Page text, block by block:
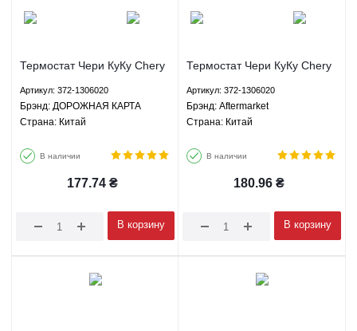
Термостат Чери КуКу Chery
1306020
Артикул: 372-1306020
Брэнд: ДОРОЖНАЯ КАРТА
Страна: Китай
В наличии
177.74 ₴
В корзину
Термостат Чери КуКу Chery
Артикул: 372-1306020
Брэнд: Aftermarket
Страна: Китай
В наличии
180.96 ₴
В корзину